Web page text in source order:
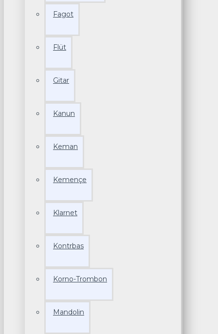
Fagot
Flüt
Gitar
Kanun
Keman
Kemençe
Klarnet
Kontrbas
Korno-Trombon
Mandolin